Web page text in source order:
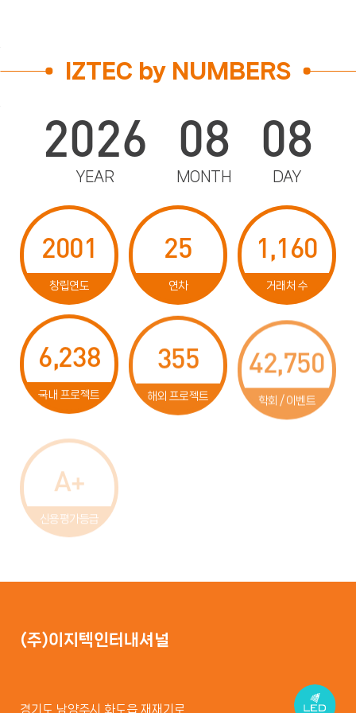
IZTEC by NUMBERS
2026
YEAR
08
MONTH
08
DAY
2001
창립연도
25
연차
1,160
거래처 수
6,238
국내 프로젝트
355
해외 프로젝트
42,750
학회 / 이벤트
A+
신용평가등급
(주)이지텍인터내셔널
경기도 남양주시 화도읍 재재기로